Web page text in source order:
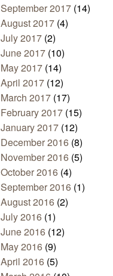
September 2017 (14)
August 2017 (4)
July 2017 (2)
June 2017 (10)
May 2017 (14)
April 2017 (12)
March 2017 (17)
February 2017 (15)
January 2017 (12)
December 2016 (8)
November 2016 (5)
October 2016 (4)
September 2016 (1)
August 2016 (2)
July 2016 (1)
June 2016 (12)
May 2016 (9)
April 2016 (5)